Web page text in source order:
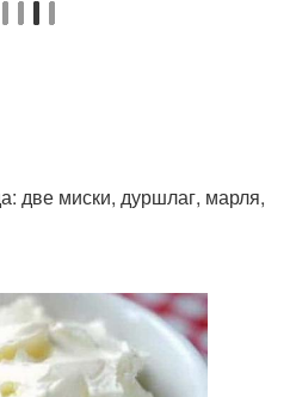
две миски, дуршлаг, марля,